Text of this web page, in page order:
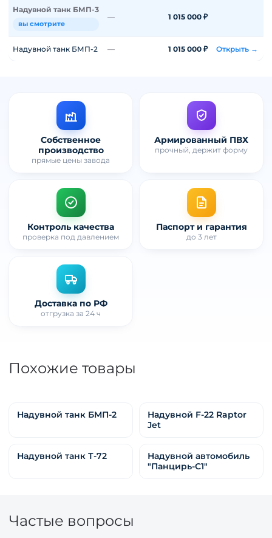
Надувной танк БМП-3
вы смотрите
— 1 015 000 ₽
Надувной танк БМП-2 — 1 015 000 ₽ Открыть →
Собственное
производство
прямые цены завода
Армированный ПВХ
прочный, держит форму
Контроль качества
проверка под давлением
Паспорт и гарантия
до 3 лет
Доставка по РФ
отгрузка за 24 ч
Похожие товары
Надувной танк БМП-2
Надувной F-22 Raptor
Jet
Надувной танк Т-72
Надувной автомобиль
"Панцирь-С1"
Частые вопросы